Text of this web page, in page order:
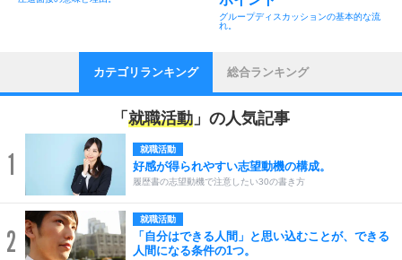
グループディスカッションの基本的な流
れ。
カテゴリランキング 総合ランキング
「 就職活動 」の人気記事
1 就職活動
好感が得られやすい志望動機の構成。
履歴書の志望動機で注意したい30の書き方
2
就職活動
「自分はできる人間」と思い込むことが、できる
人間になる条件の1つ。